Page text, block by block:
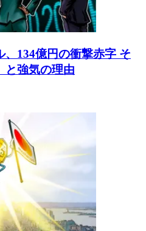
134億円の衝撃赤字 そ
と強気の理由